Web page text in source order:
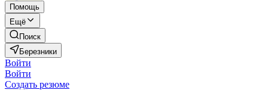
Помощь
Ещё
Поиск
Березники
Войти
Войти
Создать резюме